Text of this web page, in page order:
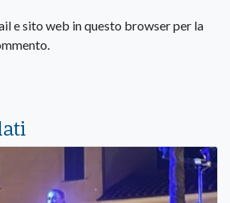
e sito web in questo browser per la